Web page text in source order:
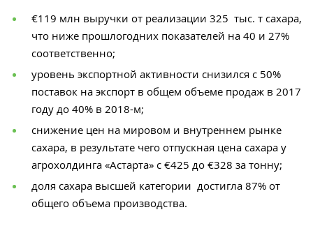
€119 млн выручки от реализации 325 тыс. т сахара,
что ниже прошлогодних показателей на 40 и 27%
соответственно;
уровень экспортной активности снизился с 50%
поставок на экспорт в общем объеме продаж в 2017
году до 40% в 2018-м;
снижение цен на мировом и внутреннем рынке
сахара, в результате чего отпускная цена сахара у
агрохолдинга «Астарта» с €425 до €328 за тонну;
доля сахара высшей категории достигла 87% от
общего объема производства.